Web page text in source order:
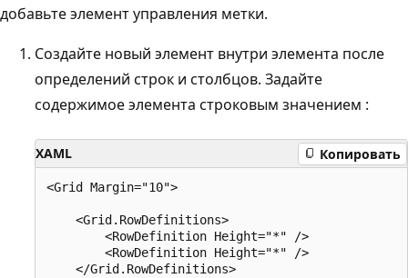
добавьте элемент управления метки.
Создайте новый элемент внутри элемента после
определений строк и столбцов. Задайте
содержимое элемента строковым значением :
XAML Копировать
<Grid Margin="10">
    <Grid.RowDefinitions>
        <RowDefinition Height="*" />
        <RowDefinition Height="*" />
    </Grid.RowDefinitions>